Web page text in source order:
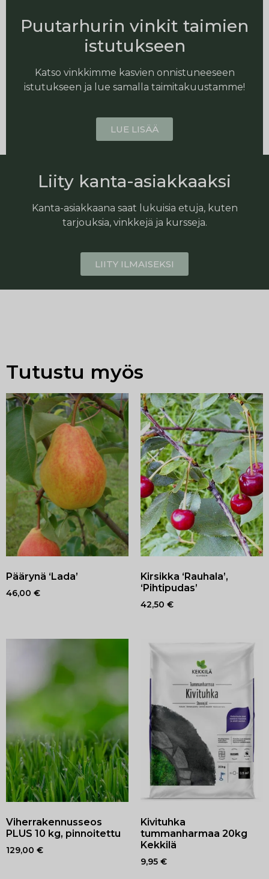
Puutarhurin vinkit taimien
istutukseen
Katso vinkkimme kasvien onnistuneeseen
istutukseen ja lue samalla taimitakuustamme!
LUE LISÄÄ
Liity kanta-asiakkaaksi
Kanta-asiakkaana saat lukuisia etuja, kuten
tarjouksia, vinkkejä ja kursseja.
LIITY ILMAISEKSI
Tutustu myös
Päärynä ‘Lada’
46,00 €
Kirsikka ‘Rauhala’,
‘Pihtipudas’
42,50 €
Viherrakennusseos
PLUS 10 kg, pinnoitettu
129,00 €
Kivituhka
tummanharmaa 20kg
Kekkilä
9,95 €